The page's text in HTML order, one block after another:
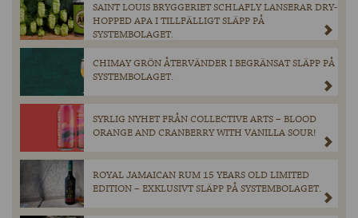
SAINT LOUIS BRYGGERIET SCHLAFLY LANSERAR DRY-
HOPPED APA I TILLFÄLLIGT SLÄPP PÅ
SYSTEMBOLAGET.
CHIMAY GRÖN ÅTERVÄNDER I BEGRÄNSAT SLÄPP PÅ
SYSTEMBOLAGET.
SYRLIG NYHET FRÅN COLLECTIVE ARTS – BLOOD
ORANGE AND CRANBERRY WITH VANILLA SOUR!
ROYAL JAMAICAN RUM 15 YEARS OLD LIMITED
EDITION – EXKLUSIVT SLÄPP PÅ SYSTEMBOLAGET.